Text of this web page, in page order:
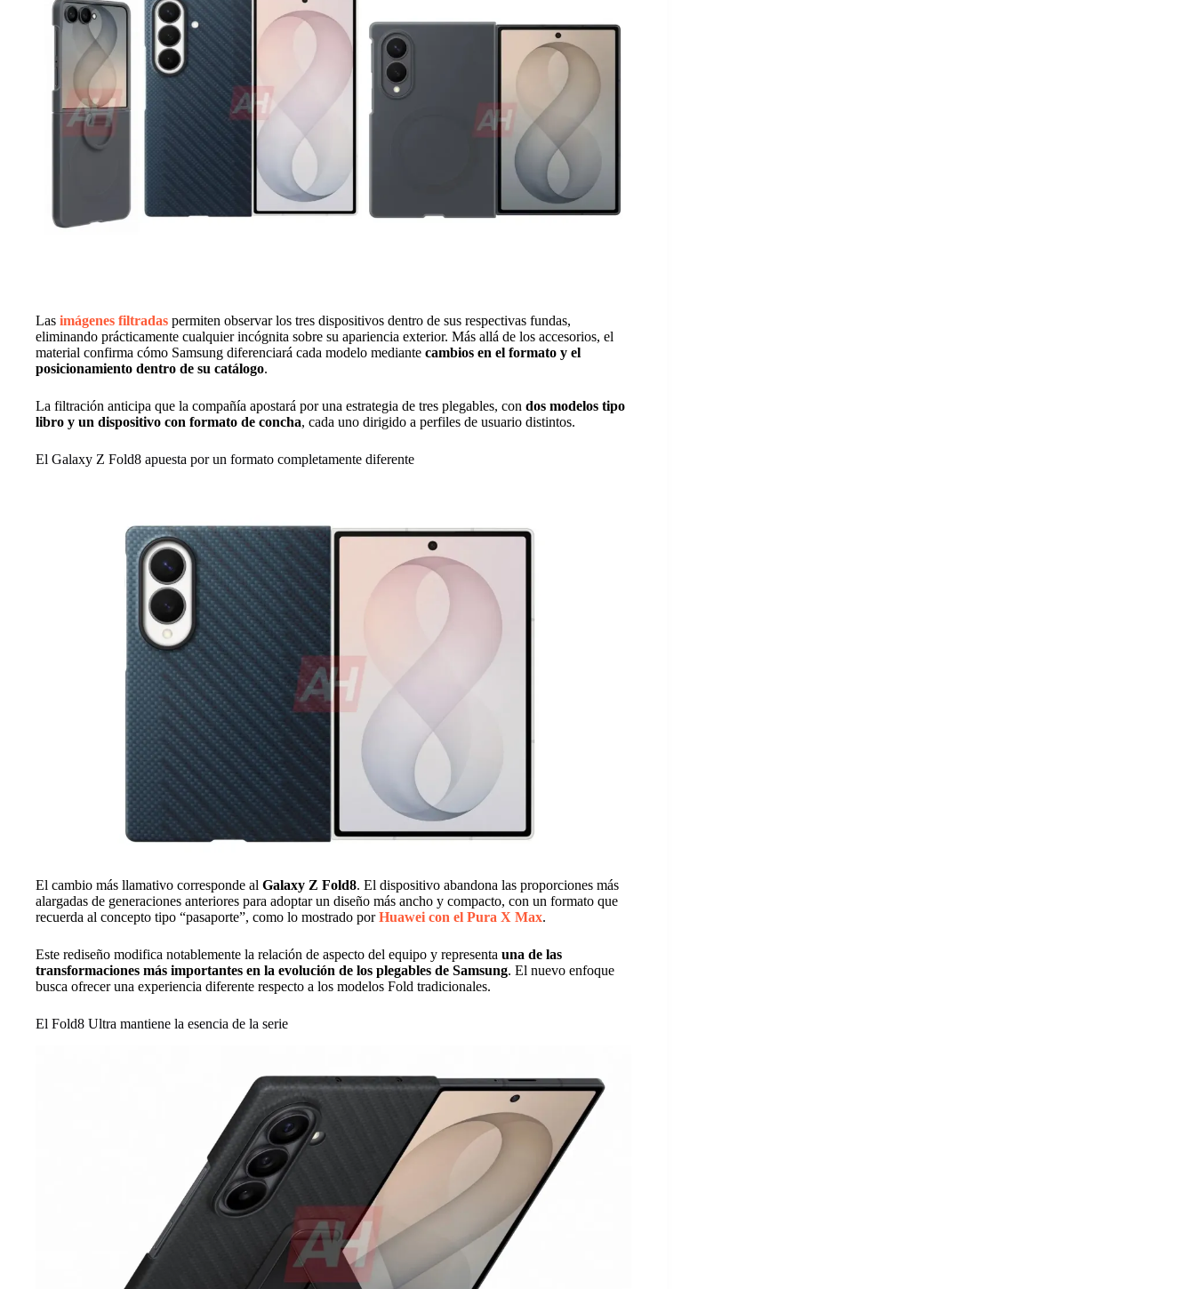
Las imágenes filtradas permiten observar los tres dispositivos dentro de sus respectivas fundas,
eliminando prácticamente cualquier incógnita sobre su apariencia exterior. Más allá de los accesorios, el
material confirma cómo Samsung diferenciará cada modelo mediante cambios en el formato y el
posicionamiento dentro de su catálogo.
La filtración anticipa que la compañía apostará por una estrategia de tres plegables, con dos modelos tipo
libro y un dispositivo con formato de concha, cada uno dirigido a perfiles de usuario distintos.
El Galaxy Z Fold8 apuesta por un formato completamente diferente
El cambio más llamativo corresponde al Galaxy Z Fold8. El dispositivo abandona las proporciones más
alargadas de generaciones anteriores para adoptar un diseño más ancho y compacto, con un formato que
recuerda al concepto tipo “pasaporte”, como lo mostrado porHuawei con el Pura X Max.
Este rediseño modifica notablemente la relación de aspecto del equipo y representa una de las
transformaciones más importantes en la evolución de los plegables de Samsung. El nuevo enfoque
busca ofrecer una experiencia diferente respecto a los modelos Fold tradicionales.
El Fold8 Ultra mantiene la esencia de la serie